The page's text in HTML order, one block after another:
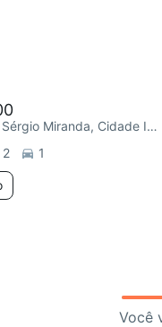
R. Deputado Sérgio Miranda, Cidade Industrial
2 1
Você